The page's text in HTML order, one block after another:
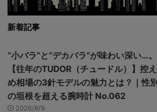
新着記事
“小バラ”と“デカバラ”が味わい深い…。
【往年のTUDOR（チュードル）】控え
め相場の3針モデルの魅力とは？｜性別
の垣根を超える腕時計 No.062
2026/8/9